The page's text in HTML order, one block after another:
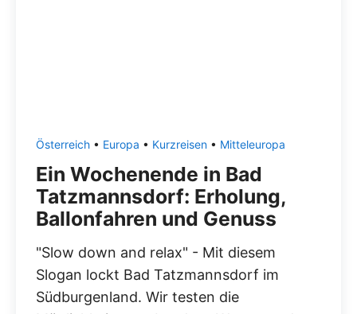
Österreich • Europa • Kurzreisen • Mitteleuropa
Ein Wochenende in Bad
Tatzmannsdorf: Erholung,
Ballonfahren und Genuss
"Slow down and relax" - Mit diesem
Slogan lockt Bad Tatzmannsdorf im
Südburgenland. Wir testen die